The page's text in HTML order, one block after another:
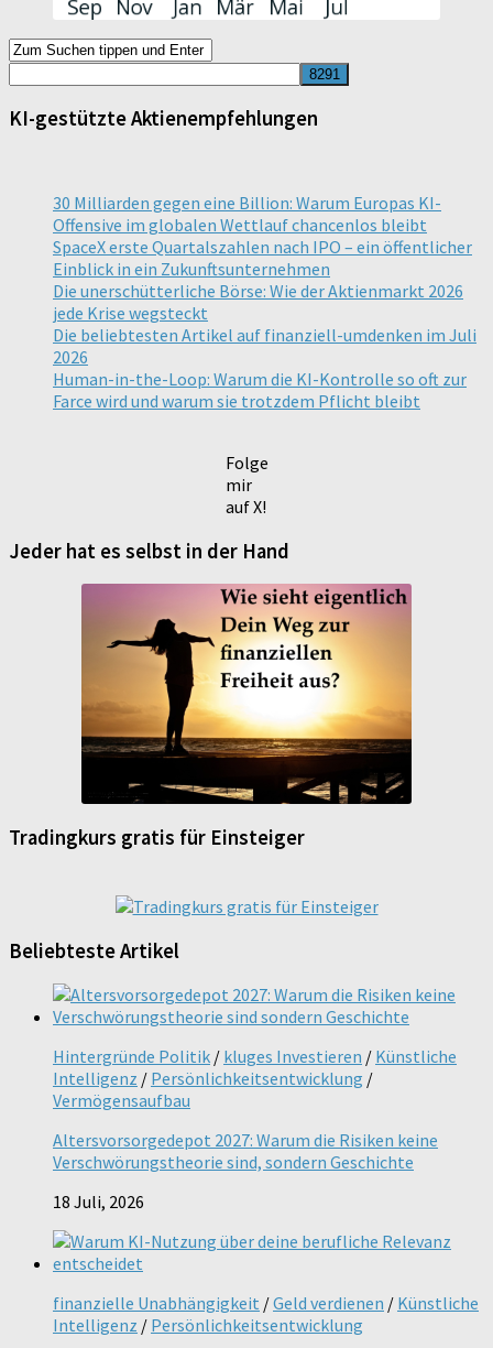
KI-gestützte Aktienempfehlungen
30 Milliarden gegen eine Billion: Warum Europas KI-
Offensive im globalen Wettlauf chancenlos bleibt
SpaceX erste Quartalszahlen nach IPO – ein öffentlicher
Einblick in ein Zukunftsunternehmen
Die unerschütterliche Börse: Wie der Aktienmarkt 2026
jede Krise wegsteckt
Die beliebtesten Artikel auf finanziell-umdenken im Juli
2026
Human-in-the-Loop: Warum die KI-Kontrolle so oft zur
Farce wird und warum sie trotzdem Pflicht bleibt
Folge
mir
auf X!
Jeder hat es selbst in der Hand
Tradingkurs gratis für Einsteiger
Beliebteste Artikel
Hintergründe Politik / kluges Investieren / Künstliche
Intelligenz / Persönlichkeitsentwicklung /
Vermögensaufbau
Altersvorsorgedepot 2027: Warum die Risiken keine
Verschwörungstheorie sind, sondern Geschichte
18 Juli, 2026
finanzielle Unabhängigkeit /Geld verdienen / Künstliche
Intelligenz / Persönlichkeitsentwicklung